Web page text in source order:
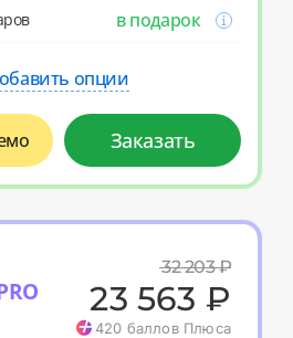
в подарок
опции
Заказать
32 203₽
23 563 ₽
420 баллов Плюса